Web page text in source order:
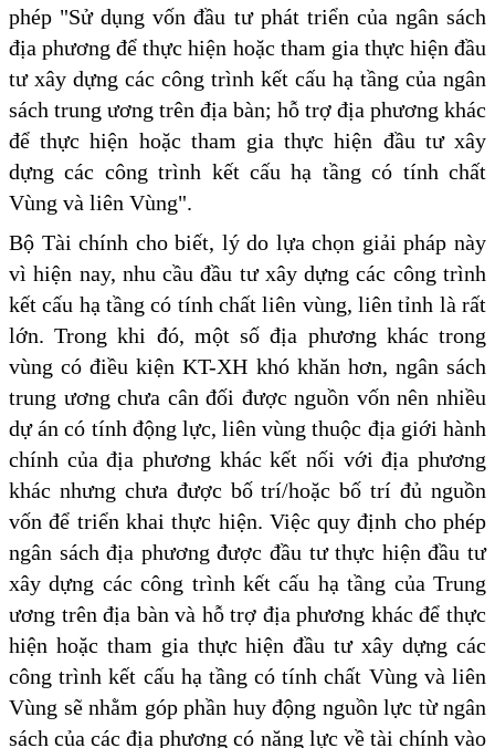
phép "Sử dụng vốn đầu tư phát triển của ngân sách
địa phương để thực hiện hoặc tham gia thực hiện đầu
tư xây dựng các công trình kết cấu hạ tầng của ngân
sách trung ương trên địa bàn; hỗ trợ địa phương khác
để thực hiện hoặc tham gia thực hiện đầu tư xây
dựng các công trình kết cấu hạ tầng có tính chất
Vùng và liên Vùng".
Bộ Tài chính cho biết, lý do lựa chọn giải pháp này
vì hiện nay, nhu cầu đầu tư xây dựng các công trình
kết cấu hạ tầng có tính chất liên vùng, liên tỉnh là rất
lớn. Trong khi đó, một số địa phương khác trong
vùng có điều kiện KT-XH khó khăn hơn, ngân sách
trung ương chưa cân đối được nguồn vốn nên nhiều
dự án có tính động lực, liên vùng thuộc địa giới hành
chính của địa phương khác kết nối với địa phương
khác nhưng chưa được bố trí/hoặc bố trí đủ nguồn
vốn để triển khai thực hiện. Việc quy định cho phép
ngân sách địa phương được đầu tư thực hiện đầu tư
xây dựng các công trình kết cấu hạ tầng của Trung
ương trên địa bàn và hỗ trợ địa phương khác để thực
hiện hoặc tham gia thực hiện đầu tư xây dựng các
công trình kết cấu hạ tầng có tính chất Vùng và liên
Vùng sẽ nhằm góp phần huy động nguồn lực từ ngân
sách của các địa phương có năng lực về tài chính vào